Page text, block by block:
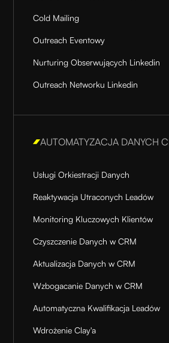
Cold Mailing
Outreach Eventowy
Nurturing Obserwujących Linkedin
Outreach Networku Linkedin
AUTOMATYZACJA DANYCH
Usługi Orkiestracji Danych
Reaktywacja Utraconych Leadów
Monitoring Kluczowych Klientów
Czyszczenie Danych w CRM
Aktualizacja Danych w CRM
Wzbogacanie Danych w CRM
Automatyczna Kwalifikacja Leadów
Wdrożenie Clay'a